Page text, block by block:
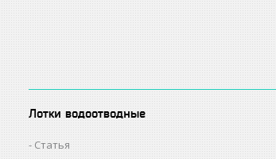
Лотки водоотводные
Статья